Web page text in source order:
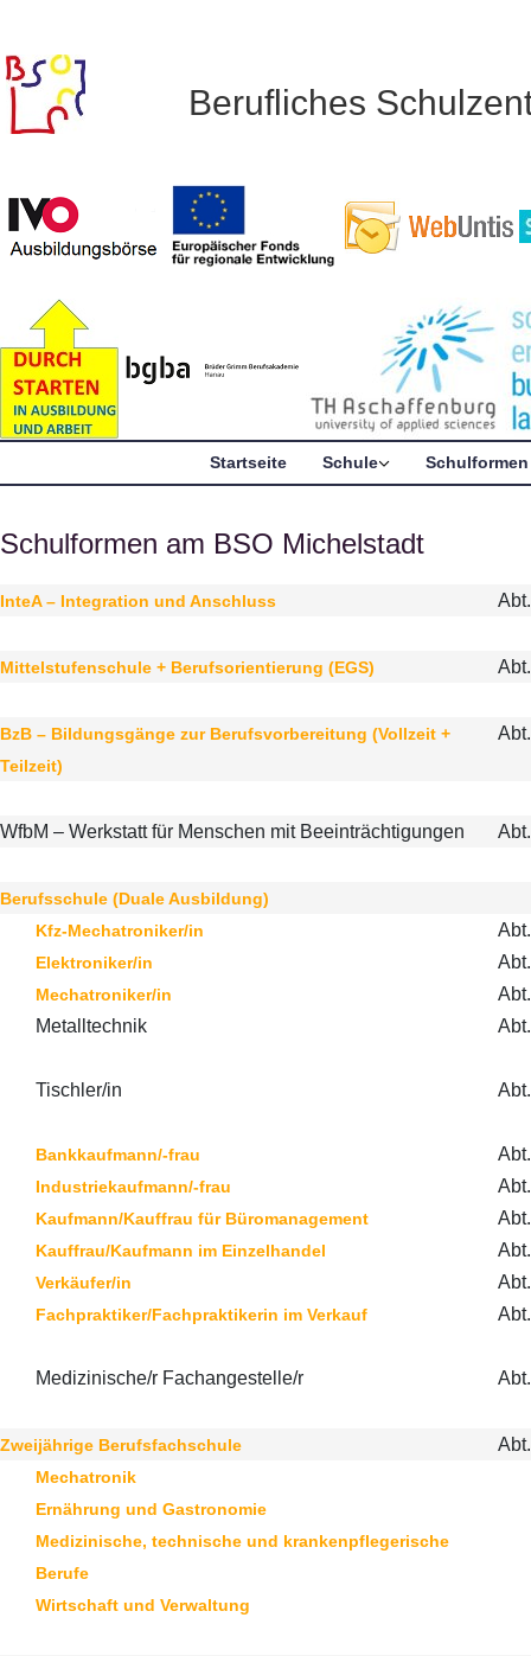
Berufliches
Startseite Schule Schulformen
Schulformen am BSO Michelstadt
InteA – Integration und Anschluss
Mittelstufenschule + Berufsorientierung (EGS)
BzB – Bildungsgänge zur Berufsvorbereitung (Vollzeit +
Teilzeit)
WfbM – Werkstatt für Menschen mit Beeinträchtigungen
Berufsschule (Duale Ausbildung)
Kfz-Mechatroniker/in
Elektroniker/in
Mechatroniker/in
Metalltechnik
Tischler/in
Bankkaufmann/-frau
Industriekaufmann/-frau
Kaufmann/Kauffrau für Büromanagement
Kauffrau/Kaufmann im Einzelhandel
Verkäufer/in
Fachpraktiker/Fachpraktikerin im Verkauf
Medizinische/r Fachangestelle/r
Zweijährige Berufsfachschule
Mechatronik
Ernährung und Gastronomie
Medizinische, technische und krankenpflegerische
Berufe
Wirtschaft und Verwaltung